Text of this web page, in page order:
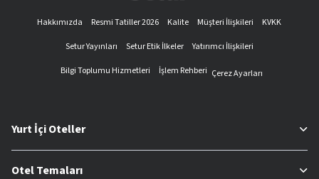
Hakkımızda Resmi Tatiller 2026 Kalite Müşteri İlişkileri
KVKK
Setur Yayınları
Setur Etik İlkeler
Yatırımcı İlişkileri
Bilgi Toplumu Hizmetleri
İşlem Rehberi Çerez Ayarları
Yurt İçi Oteller
Otel Temaları